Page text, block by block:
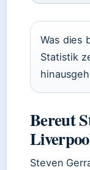
Was dies
Statistik
Bereut
Steven